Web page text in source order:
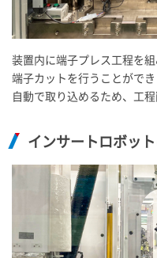
装置内に端子プレス工程を
端子カットを行うことがで
自動で取り込めるため、工程
インサートロボッ